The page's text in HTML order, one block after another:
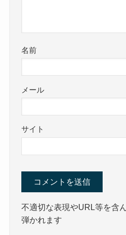
名前
メール
サイト
不適切な表現やURL等を含
弾かれます